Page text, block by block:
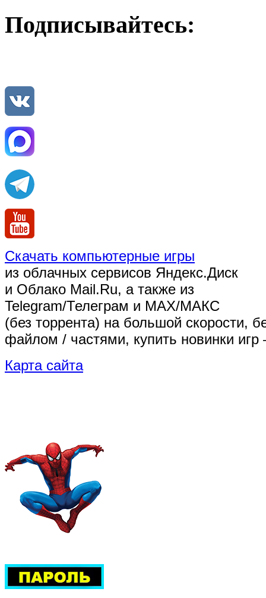
Подписывайтесь:
Скачать компьютерные игры
из облачных сервисов Яндекс.Диск
и Облако Mail.Ru, а также из
Telegram/Телеграм и MAX/МАКС
(без торрента) на большой скорости,
файлом / частями, купить новинки
Карта сайта